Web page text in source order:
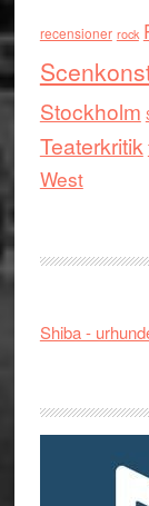
recensioner rock
Stockholm
Teaterkritik
West
Shiba -